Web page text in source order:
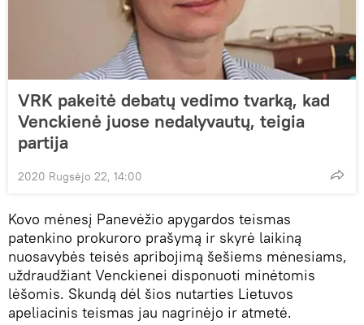
VRK pakeitė debatų vedimo tvarką, kad
Venckienė juose nedalyvautų, teigia
partija
2020 Rugsėjo 22, 14:00
Kovo mėnesį Panevėžio apygardos teismas
patenkino prokuroro prašymą ir skyrė laikiną
nuosavybės teisės apribojimą šešiems mėnesiams,
uždraudžiant Venckienei disponuoti minėtomis
lėšomis. Skundą dėl šios nutarties Lietuvos
apeliacinis teismas jau nagrinėjo ir atmetė.